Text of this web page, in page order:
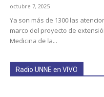
octubre 7, 2025
Ya son más de 1300 las
marco del proyecto de
Medicina de la...
Radio UNNE en VIVO